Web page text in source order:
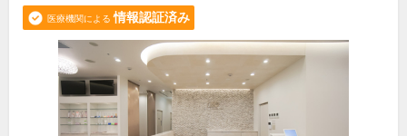
医療機関による 情報認証済み